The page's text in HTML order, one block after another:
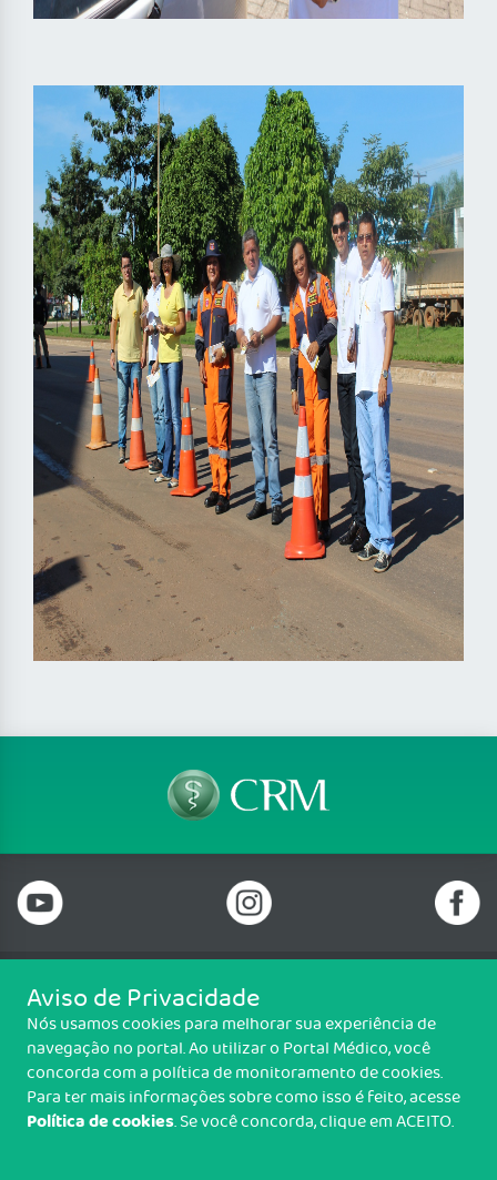
Telefone: 69 99912-5448
Email: protocolo@cremero.org.br
Avenida dos Imigrantes, 3414, Liberdade, Porto Velho/RO - CEP: 76803-
850
Copyright CREMERO. Todos os direitos reservados.
Aviso de Privacidade
Nós usamos cookies para melhorar sua experiência de
navegação no portal. Ao utilizar o Portal Médico, você
concorda com a política de monitoramento de cookies.
Para ter mais informações sobre como isso é feito, acesse
Política de cookies. Se você concorda, clique em ACEITO.